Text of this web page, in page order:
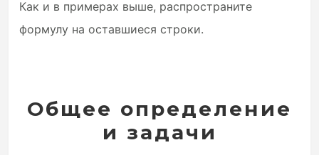
Как и в примерах выше, распространите
формулу на оставшиеся строки.
Общее определение
и задачи